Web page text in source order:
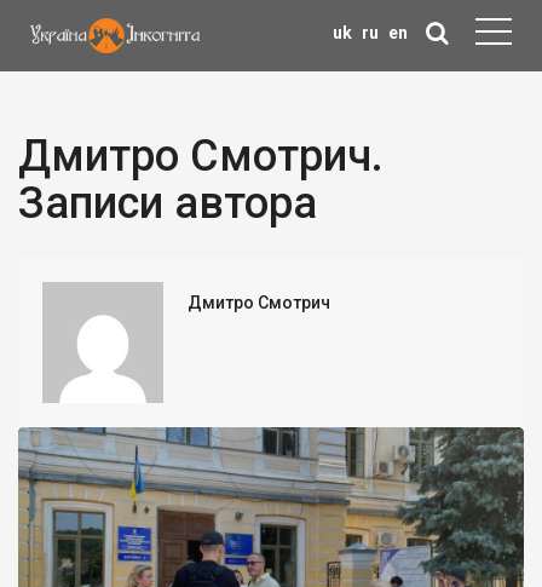
uk ru en
Дмитро Смотрич.
Записи автора
Дмитро Смотрич